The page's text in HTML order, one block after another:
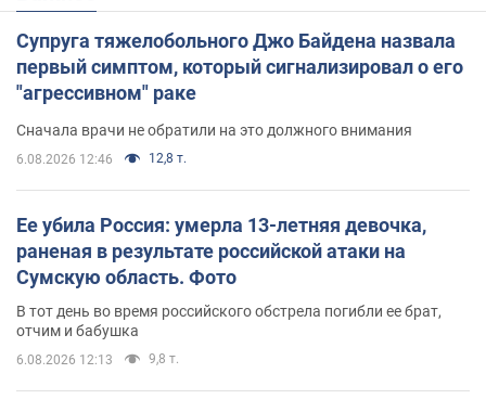
Супруга тяжелобольного Джо Байдена назвала
первый симптом, который сигнализировал о его
"агрессивном" раке
Сначала врачи не обратили на это должного внимания
6.08.2026 12:46 12,8 т.
Ее убила Россия: умерла 13-летняя девочка,
раненая в результате российской атаки на
Сумскую область. Фото
В тот день во время российского обстрела погибли ее брат,
отчим и бабушка
6.08.2026 12:13 9,8 т.